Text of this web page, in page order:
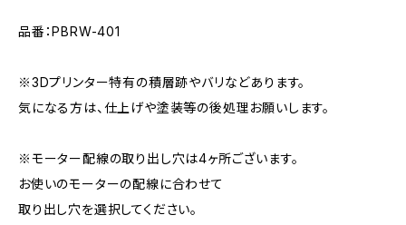
品番：PBRW-401
※3Dプリンター特有の積層跡やバリなどあります。
気になる方は、仕上げや塗装等の後処理お願いします。
※モーター配線の取り出し穴は4ヶ所ございます。
お使いのモーターの配線に合わせて
取り出し穴を選択してください。